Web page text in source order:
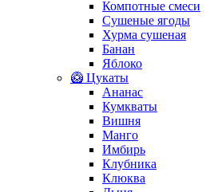
Компотные смеси
Сушеные ягоды
Хурма сушеная
Банан
Яблоко
🥝 Цукаты
Ананас
Кумкваты
Вишня
Манго
Имбирь
Клубника
Клюква